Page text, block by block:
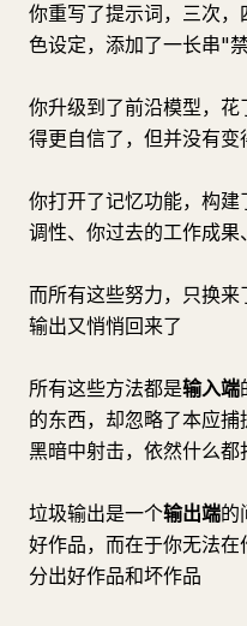
你重写了提示词，三次
色设定，添加了一长串"
你升级到了前沿模型，
得更自信了，但并没有
你打开了记忆功能，构
调性、你过去的工作成果
而所有这些努力，只换
输出又悄悄回来了
所有这些方法都是输入端
的东西，却忽略了本应
黑暗中射击，依然什么都
垃圾输出是一个输出端的
好作品，而在于你无法
分出好作品和坏作品